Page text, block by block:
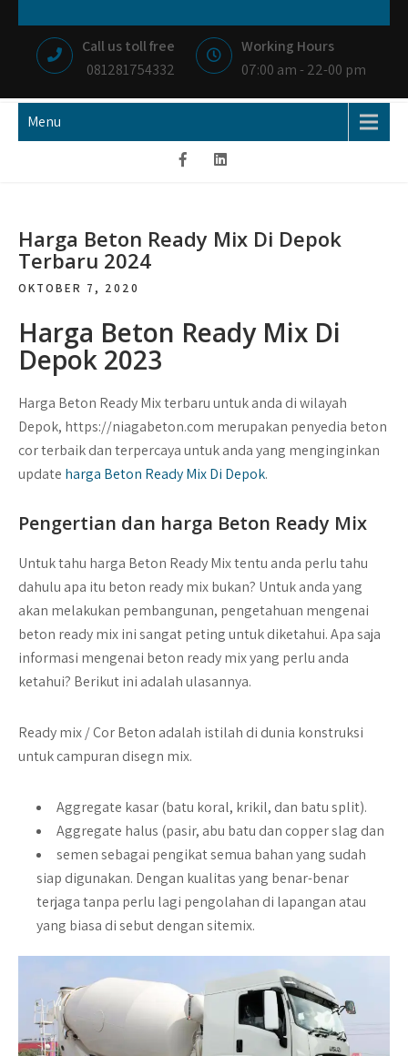
content
NIAGA BETON
MEMBANGUN NEGRI DENGAN IKHLAS HATI
Call us toll free
081281754332
Working Hours
07:00 am - 22-00 pm
Menu
Harga Beton Ready Mix Di Depok
Terbaru 2024
OKTOBER 7, 2020
Harga Beton Ready Mix Di
Depok 2023
Harga Beton Ready Mix terbaru untuk anda di wilayah
Depok, https://niagabeton.com merupakan penyedia beton
cor terbaik dan terpercaya untuk anda yang menginginkan
update harga Beton Ready Mix Di Depok.
Pengertian dan harga Beton Ready Mix
Untuk tahu harga Beton Ready Mix tentu anda perlu tahu
dahulu apa itu beton ready mix bukan? Untuk anda yang
akan melakukan pembangunan, pengetahuan mengenai
beton ready mix ini sangat peting untuk diketahui. Apa saja
informasi mengenai beton ready mix yang perlu anda
ketahui? Berikut ini adalah ulasannya.
Ready mix / Cor Beton adalah istilah di dunia konstruksi
untuk campuran disegn mix.
Aggregate kasar(batu koral, krikil, dan batu split).
Aggregate halus (pasir, abu batu dan copper slag dan
semensebagai pengikat semua bahan yang sudah
siap digunakan. Dengan kualitas yang benar-benar
terjaga tanpa perlu lagi pengolahan di lapangan atau
yang biasa di sebut dengan sitemix.